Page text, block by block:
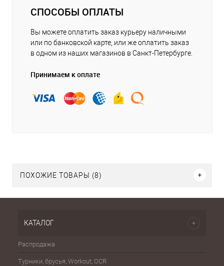
СПОСОБЫ ОПЛАТЫ
Вы можете оплатить заказ курьеру наличными
или по банковской карте, или же оплатить заказ
в одном из наших магазинов в Санкт-Петербурге.
Принимаем к оплате
ПОХОЖИЕ ТОВАРЫ (8)
КАТАЛОГ
Распродажа
Турники, брусья, Workout, OCR